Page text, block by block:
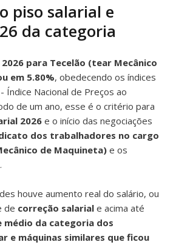
piso salarial e
da categoria
para Tecelão (tear Mecânico
em 5.80%, obedecendo os índices
Índice Nacional de Preços ao
de um ano, esse é o critério para
2026 e o início das negociações
dos trabalhadores no cargo
de Maquineta) e os
houve aumento real do salário, ou
de correção salarial e acima até
médio da categoria dos
e máquinas similares que ficou